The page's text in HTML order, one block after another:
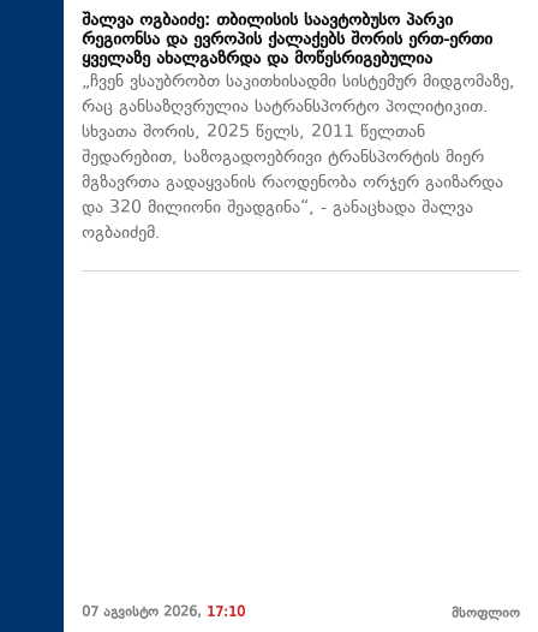
შალვა ოგბაიძე: თბილისის საავტობუსო პარკი
რეგიონსა და ევროპის ქალაქებს შორის ერთ-ერთი
ყველაზე ახალგაზრდა და მოწესრიგებულია
„ჩვენ ვსაუბრობთ საკითხისადმი სისტემურ მიდგომაზე,
რაც განსაზღვრულია სატრანსპორტო პოლიტიკით.
სხვათა შორის, 2025 წელს, 2011 წელთან
შედარებით, საზოგადოებრივი ტრანსპორტის მიერ
მგზავრთა გადაყვანის რაოდენობა ორჯერ გაიზარდა
და 320 მილიონი შეადგინა“, - განაცხადა შალვა
ოგბაიძემ.
07 აგვისტო 2026, 17:10 მსოფლიო